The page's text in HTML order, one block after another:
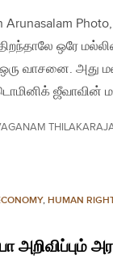
Arunasalam
ஒரே
ஒரு வாசனை.
, HUMAN
அறிவிப்பும்